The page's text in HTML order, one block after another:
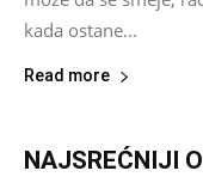
kada ostane...
Read more
NAJSREĆNIJI